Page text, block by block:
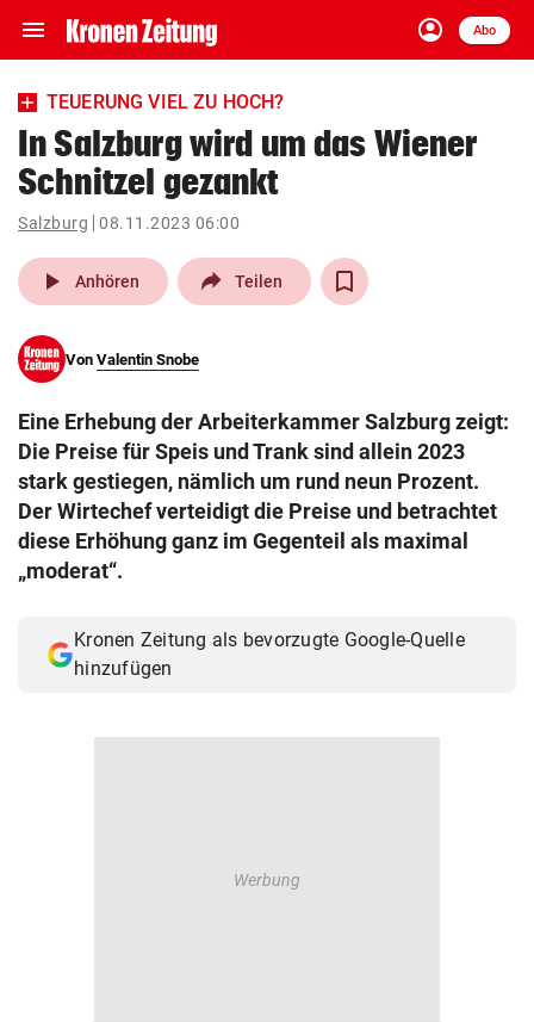
menu Navigation
ein-/ausklappen
account_circle
Anmelden
Abo
close Schließen
account_circle Anmelden
pin_drop
Wien arrow_right
search
eingeben
© Krone Multimedia GmbH & Co KG 2026
Muthgasse 2, 1190 Wien
TEUERUNG VIEL ZU HOCH?
In Salzburg wird um das Wiener
Schnitzel gezankt
Salzburg 08.11.2023 06:00
play_arrow Anhören Teilen
Von Valentin Snobe
Eine Erhebung der Arbeiterkammer Salzburg zeigt:
Die Preise für Speis und Trank sind allein 2023
stark gestiegen, nämlich um rund neun Prozent.
Der Wirtechef verteidigt die Preise und betrachtet
diese Erhöhung ganz im Gegenteil als maximal
„moderat“.
Kronen Zeitung als bevorzugte Google-Quelle
hinzufügen